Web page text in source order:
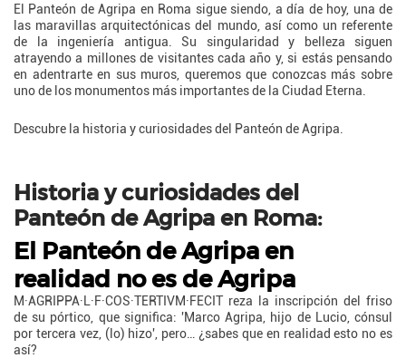
El Panteón de Agripa en Roma sigue siendo, a día de hoy, una de
las maravillas arquitectónicas del mundo, así como un referente
de la ingeniería antigua. Su singularidad y belleza siguen
atrayendo a millones de visitantes cada año y, si estás pensando
en adentrarte en sus muros, queremos que conozcas más sobre
uno de los monumentos más importantes de la Ciudad Eterna.
Descubre la historia y curiosidades del Panteón de Agripa.
Historia y curiosidades del
Panteón de Agripa en Roma:
El Panteón de Agripa en
realidad no es de Agripa
M·AGRIPPA·L·F·COS·TERTIVM·FECIT reza la inscripción del friso
de su pórtico, que significa: 'Marco Agripa, hijo de Lucio, cónsul
por tercera vez, (lo) hizo', pero… ¿sabes que en realidad esto no es
así?